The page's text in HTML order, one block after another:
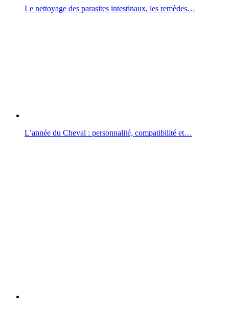
Le nettoyage des parasites intestinaux, les remèdes…
L’année du Cheval : personnalité, compatibilité et…